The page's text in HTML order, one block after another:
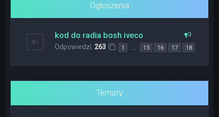
Ogłoszenia
kod do radia bosh iveco
Odpowiedzi: 263 1 … 15 16 17 18
Tematy